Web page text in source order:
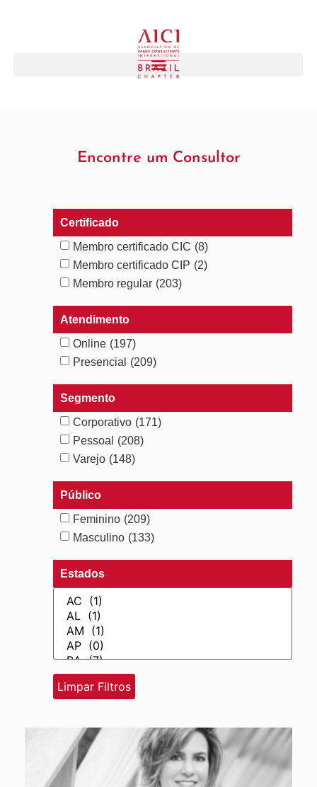
Encontre um Consultor
Certificado
Membro certificado CIC (8)
Membro certificado CIP (2)
Membro regular (203)
Atendimento
Online (197)
Presencial
(209)
Segmento
Corporativo (171)
Pessoal
(208)
Varejo (148)
Público
Feminino (209)
Masculino (133)
Estados